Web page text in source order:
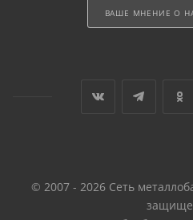
ВАШЕ МНЕНИЕ О
© 2007 - 2026 Сеть